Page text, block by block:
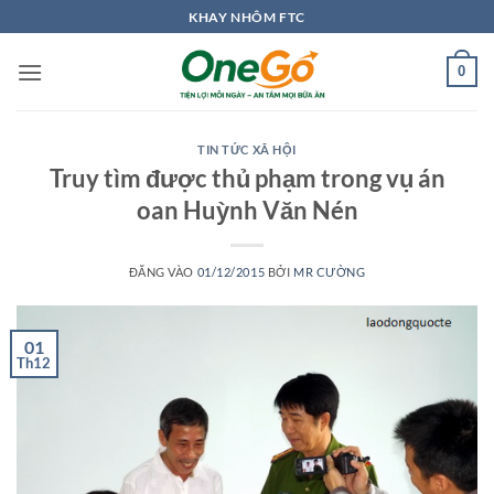
qua
nội
KHAY NHÔM FTC
0
TIN TỨC XÃ HỘI
Truy tìm được thủ phạm trong vụ án
oan Huỳnh Văn Nén
ĐĂNG VÀO 01/12/2015 BỞI MR CƯỜNG
01
Th12